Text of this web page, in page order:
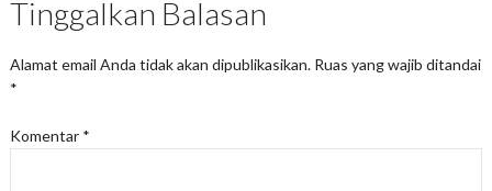
Tinggalkan Balasan
Alamat email Anda tidak akan dipublikasikan. Ruas yang wajib ditandai
*
Komentar *